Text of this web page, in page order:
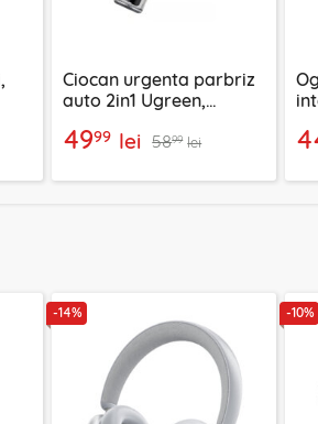
Ciocan urgenta parbriz
auto 2in1 Ugreen,
4999 lei 5899 lei
-14% -10%